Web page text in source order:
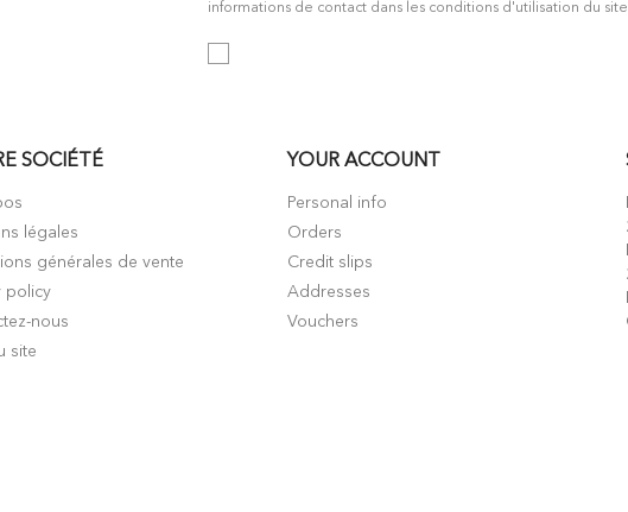
informations de contact dans les conditions d'utilisation du
SOCIÉTÉ
légales
générales de vente
policy
nous
site
YOUR ACCOUNT
Personal info
Orders
Credit slips
Addresses
Vouchers